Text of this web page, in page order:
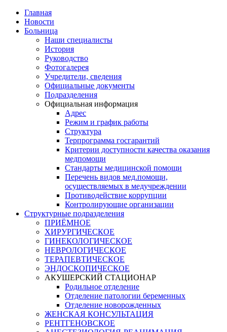
Главная
Новости
Больница
Наши специалисты
История
Руководство
Фотогалерея
Учредители, сведения
Официальные документы
Подразделения
Официальная информация
Адрес
Режим и график работы
Структура
Терпрограмма госгарантий
Критерии доступности качества оказания
медпомощи
​Стандарты медицинской помощи
Перечень видов мед.помощи,
осуществляемых в медучреждении
Противодействие коррупции
Контролирующие организации
Структурные подразделения
ПРИЁМНОЕ
ХИРУРГИЧЕСКОЕ
ГИНЕКОЛОГИЧЕСКОЕ
НЕВРОЛОГИЧЕСКОЕ
ТЕРАПЕВТИЧЕСКОЕ
ЭНДОСКОПИЧЕСКОЕ
АКУШЕРСКИЙ СТАЦИОНАР
Родильное отделение
Отделение патологии беременных
Отделение новорожденных
ЖЕНСКАЯ КОНСУЛЬТАЦИЯ
РЕНТГЕНОВСКОЕ